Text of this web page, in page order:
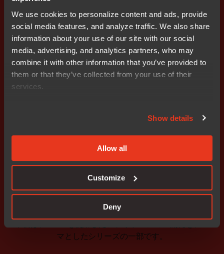
We use cookies to personalize content and ads, provide
social media features, and analyze traffic. We also share
information about your use of our site with our social
media, advertising, and analytics partners, who may
combine it with other information that you’ve provided to
them or that they’ve collected from your use of their
services.
Show details
Allow all
Customize
Deny
この設定によって、RTOSを中断できるのは、優先度
０、１、２に設定されたデバイスのみとなります。さら
に、これらのISRはRTOS API呼び出しができません。な
ぜなら、これらはカーネル非認識として定義されている
すべてのRTOSがKA／nKAのコンセプトに対応している
照するか、市販の製品である場合は製造元にお問い合わ
著者について
マとしたシリーズの一部です。